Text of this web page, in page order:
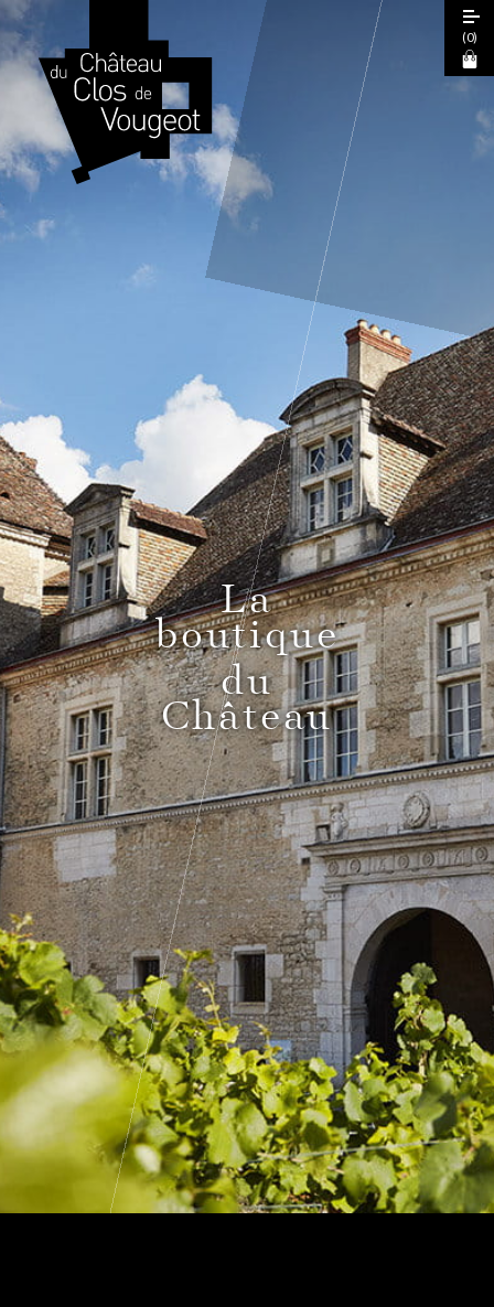
Journées Européennes du Patrimoine
Expérience Sensorielle Cœur de Climats
La Table de Léonce
Pass Bourgogne Spirituelle
Le Comptoir du Bénaton
Mariages
Réceptions, cocktails & événements
professionnels
(0)
La
boutique
du
Château